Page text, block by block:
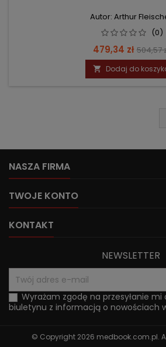
Autor: Arthur
(0)
Cena
479,34 zł Cena
504,57
 Dodaj do
NASZA FIRMA
TWOJE KONTO
KONTAKT
NEWSLETTER
Wyrażam zgodę na przesyłanie
biuletynu z informacją o nowościach
© Copyright 2026 medbook.com.pl.